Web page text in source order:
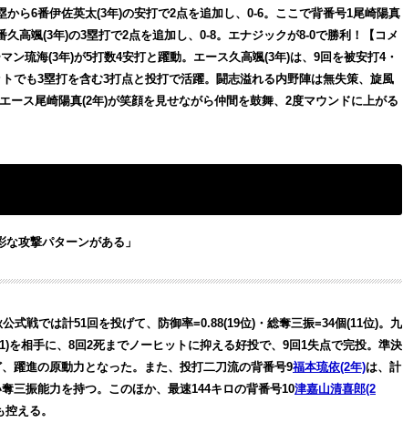
ら6番伊佐英太(3年)の安打で2点を追加し、0-6。ここで背番号1尾崎陽真
高颯(3年)の3塁打で2点を追加し、0-8。エナジックが8-0で勝利！【コメ
ン琉海(3年)が5打数4安打と躍動。エース久高颯(3年)は、9回を被安打4・
でも3塁打を含む3打点と投打で活躍。闘志溢れる内野陣は無失策、旋風
ース尾崎陽真(2年)が笑顔を見せながら仲間を鼓舞、2度マウンドに上がる
攻撃パターンがある」
公式戦では計51回を投げて、防御率=0.88(19位)・総奪三振=34個(11位)。九
を相手に、8回2死までノーヒットに抑える好投で、9回1失点で完投。準決
躍進の原動力となった。また、投打二刀流の背番号9福本琉依(2年)は、計
三振能力を持つ。このほか、最速144キロの背番号10津嘉山清喜郎(2
控える。